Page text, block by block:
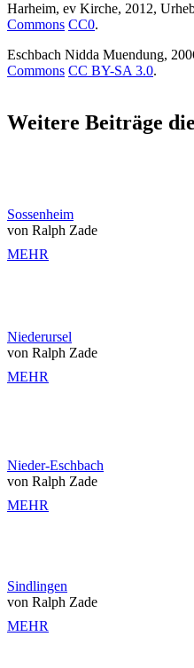
Harheim, ev Kirche, 2012,
Commons CC0.
Eschbach Nidda Muendung,
Commons CC BY-SA 3.0.
Weitere Beiträge
Sossenheim
von Ralph Zade
MEHR
Niederursel
von Ralph Zade
MEHR
Nieder-Eschbach
von Ralph Zade
MEHR
Sindlingen
von Ralph Zade
MEHR